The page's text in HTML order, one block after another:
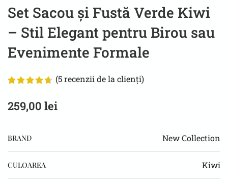
Set Sacou și Fustă Verde Kiwi
– Stil Elegant pentru Birou sau
Evenimente Formale
(5recenzii de la clienți)
259,00 lei
BRAND New Collection
CULOAREA Kiwi